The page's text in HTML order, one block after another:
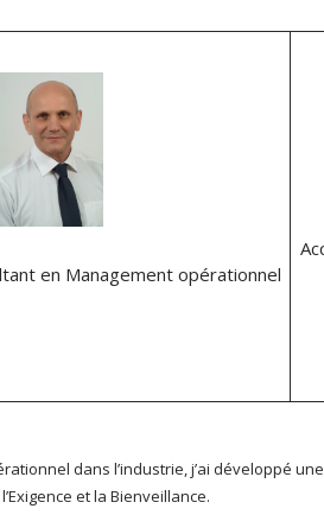
en Management opérationnel
dans l’industrie, j’ai développé
et la Bienveillance.